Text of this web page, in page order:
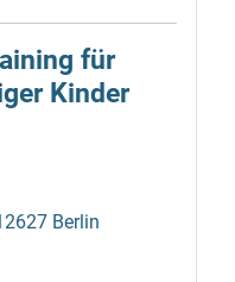
für
Kinder
Berlin